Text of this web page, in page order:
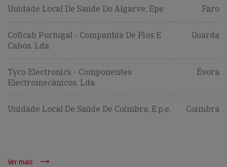
Unidade Local De Saúde Do Algarve, Epe Faro
Coficab Portugal - Companhia De Fios E
Cabos, Lda
Guarda
Tyco Electronics - Componentes
Electromecânicos, Lda
Évora
Unidade Local De Saúde De Coimbra, E.p.e. Coimbra
Ver mais